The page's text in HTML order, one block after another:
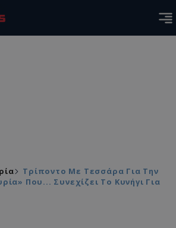
Τρίποντο Με Τεσσάρα Για Την
Που... Συνεχίζει Το Κυνήγι Για